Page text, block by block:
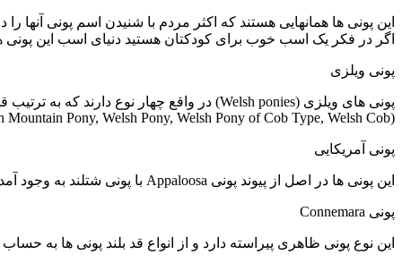
اگر در فکر یک اسب خوب برای کودکتان هستید دنیای اسب این پونی
پونی ویلزی
پونی های ویلزی (Welsh ponies) در واقع چهار نوع دارند که به ترتیب قد از کوتاه به بلند عبارتند از: پونی ویلیزی کوهستان، پونی ویلزی، پونی ویلزی نوع پاکوتاه (تاتو)، و تاتوی ویلزی.
(Welsh Mountain Pony, Welsh Pony, Welsh Pony of Cob Type, Welsh Cob)
پونی آمریکایی
این پونی ها در اصل از پیوند پونی Appaloosa با پونی شتلند به وجود آمدند و معمولا خصوصیات پونی Appaloosa را دارند. این نوع پونی هم برای بچه ها خوب است و غالبا به اسم POA شناخته می شود.
پونی Connemara
این نوع پونی ظاهری پیراسته دارد و از انواع قد بلند پونی ها به